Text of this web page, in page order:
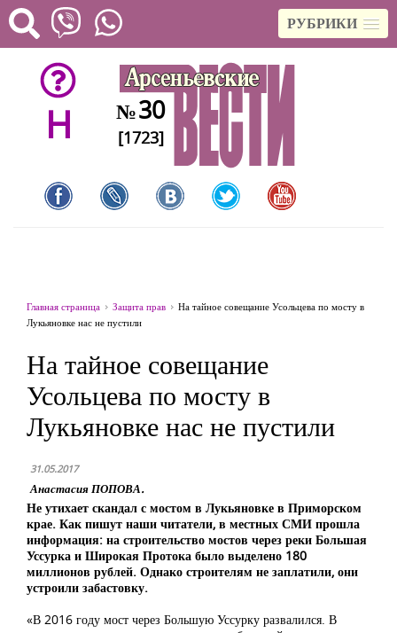
РУБРИКИ
H №30
[1723]
Главная страница Защита прав
На тайное совещание Усольцева по мосту в
Лукьяновке нас не пустили
На тайное совещание
Усольцева по мосту в
Лукьяновке нас не пустили
31.05.2017
Анастасия ПОПОВА.
Не утихает скандал с мостом в Лукьяновке в Приморском
крае. Как пишут наши читатели, в местных СМИ прошла
информация: на строительство мостов через реки Большая
Уссурка и Широкая Протока было выделено 180
миллионов рублей. Однако строителям не заплатили, они
устроили забастовку.
«В 2016 году мост через Большую Уссурку развалился. В